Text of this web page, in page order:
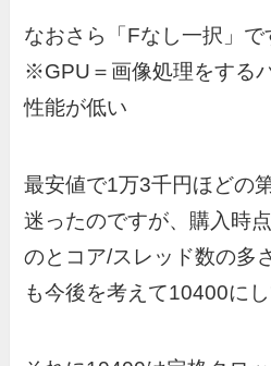
なおさら「Fなし一択」で
※GPU＝画像処理をする
性能が低い
最安値で1万3千円ほどの
迷ったのですが、購入時
のとコア/スレッド数の多
も今後を考えて10400にし